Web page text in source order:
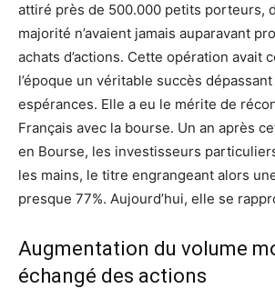
attiré près de 500.000 petits porteurs,
majorité n’avaient jamais auparavant
achats d’actions. Cette opération avait
l’époque un véritable succès
espérances. Elle a eu le mérite de
Français avec la bourse. Un an après
en Bourse, les investisseurs
les mains, le titre engrangeant alors
presque 77%. Aujourd’hui, elle se
Augmentation du volume
échangé des actions